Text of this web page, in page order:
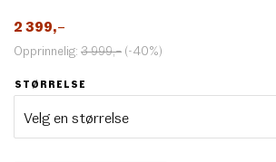
2 399,–
Opprinnelig: 3 999,– (-40%)
STØRRELSE